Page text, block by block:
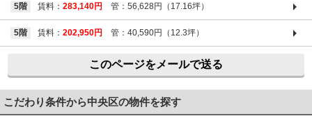
5階 賃料： 283,140円 管：56,628円（17.16坪）
5階 賃料： 202,950円 管：40,590円（12.3坪）
このページをメールで送る
こだわり条件から中央区の物件を探す